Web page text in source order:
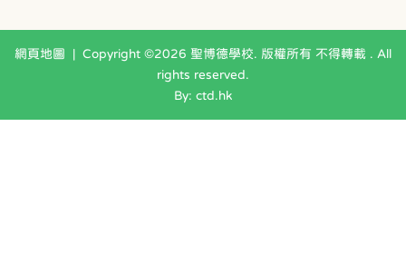
網頁地圖 | Copyright ©2026 聖博德學校. 版權所有 不得轉載 . All
rights reserved.
By: ctd.hk